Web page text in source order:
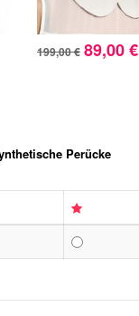
199,00 € 89,00 €
Perücke